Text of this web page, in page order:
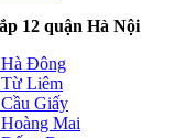
12 quận Hà Nội
Hà Đông
Từ Liêm
Giấy
Mai